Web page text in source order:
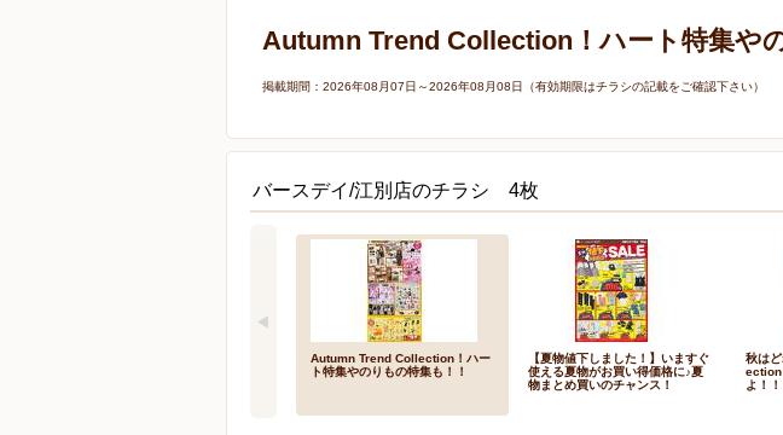
Autumn Trend Collection！ハート特集や
掲載期間：2026年08月07日～2026年08月08日（有効期限はチラシの記載をご確認下さい）
バースデイ/江別店のチラシ 4枚
Autumn Trend Collection！ハー
ト特集やのりもの特集も！！
【夏物値下しました！】いますぐ
使える夏物がお買い得価格に♪夏
物まとめ買いのチャンス！
秋は
ection
よ！！